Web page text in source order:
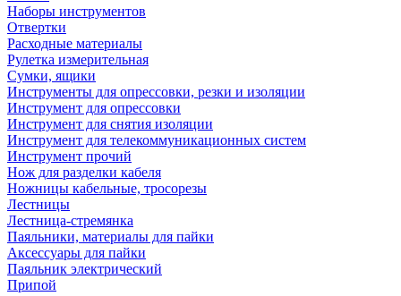
Наборы инструментов
Отвертки
Расходные материалы
Рулетка измерительная
Сумки, ящики
Инструменты для опрессовки, резки и изоляции
Инструмент для опрессовки
Инструмент для снятия изоляции
Инструмент для телекоммуникационных систем
Инструмент прочий
Нож для разделки кабеля
Ножницы кабельные, тросорезы
Лестницы
Лестница-стремянка
Паяльники, материалы для пайки
Аксессуары для пайки
Паяльник электрический
Припой